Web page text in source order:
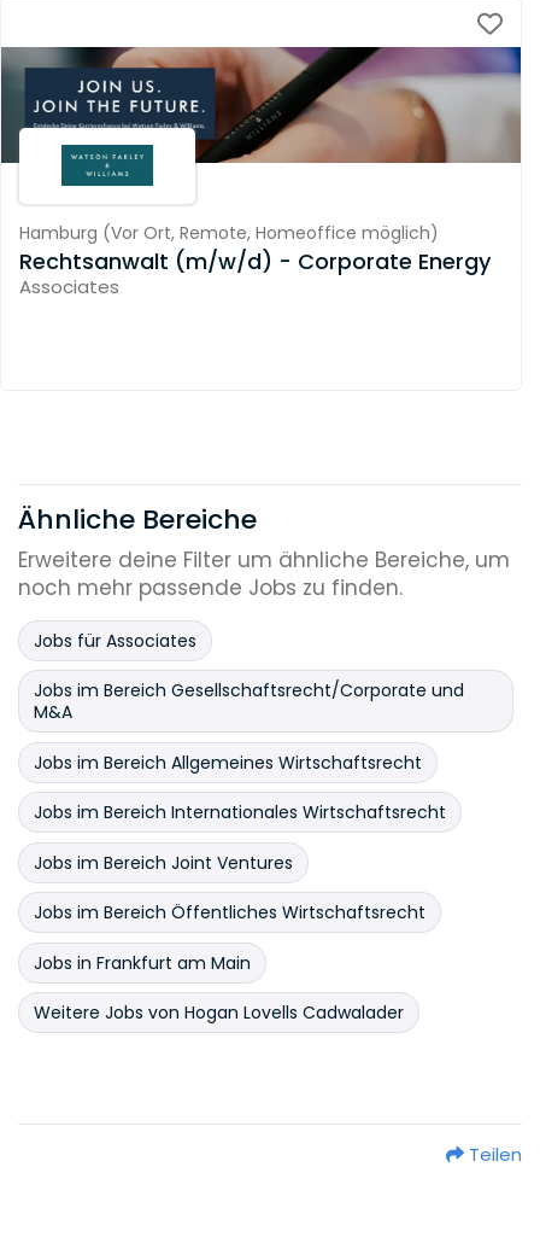
Hamburg (Vor Ort, Remote, Homeoffice möglich)
Rechtsanwalt (m/w/d) - Corporate Energy
Associates
Ähnliche Bereiche
Erweitere deine Filter um ähnliche Bereiche, um
noch mehr passende Jobs zu finden.
Jobs für Associates
Jobs im Bereich Gesellschaftsrecht/Corporate und
M&A
Jobs im Bereich Allgemeines Wirtschaftsrecht
Jobs im Bereich Internationales Wirtschaftsrecht
Jobs im Bereich Joint Ventures
Jobs im Bereich Öffentliches Wirtschaftsrecht
Jobs in Frankfurt am Main
Weitere Jobs von Hogan Lovells Cadwalader
Teilen